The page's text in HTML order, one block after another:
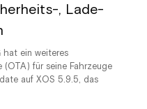
, Lade-
hat ein weiteres
für seine Fahrzeuge
auf XOS 5.9.5, das